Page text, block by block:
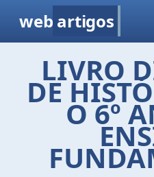
web artigos
LIVRO
DE
O 6º